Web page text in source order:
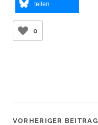
teilen
0
VORHERIGER BEITRAG